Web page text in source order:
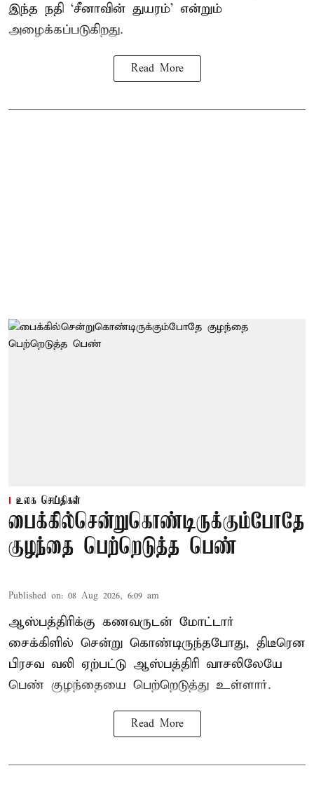
இந்த நதி ‘சீனாவின் துயரம்’ என்றும்
அழைக்கப்படுகிறது.
Read More
உலக செய்திகள்
பைக்கில்சென்றுகொண்டிருக்கும்போதே
குழந்தை பெற்றெடுத்த பெண்
Published on: 08 Aug 2026, 6:09 am
ஆஸ்பத்திரிக்கு கணவருடன் மோட்டார்
சைக்கிளில் சென்று கொண்டிருந்தபோது, திடீரென
பிரசவ வலி ஏற்பட்டு ஆஸ்பத்திரி வாசலிலேயே
பெண் குழந்தையை பெற்றெடுத்து உள்ளார்.
Read More